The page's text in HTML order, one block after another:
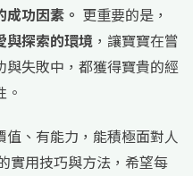
功因素。 更重要的是，
與探索的環境 ，讓寶寶在嘗
失敗中，都獲得寶貴的經
、有能力，能積極面對人
實用技巧與方法，希望每